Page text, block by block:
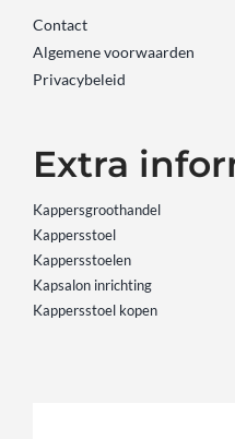
Contact
Algemene voorwaarden
Privacybeleid
Extra
Kappersgroothandel
Kappersstoel
Kappersstoelen
Kapsalon inrichting
Kappersstoel kopen